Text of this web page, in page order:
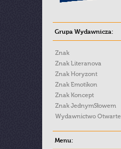
Grupa Wydawnicza:
Znak
Znak Literanova
Znak Horyzont
Znak Emotikon
Znak Koncept
Znak JednymSłowem
Wydawnictwo Otwarte
Menu: